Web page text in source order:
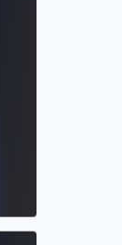
연구 플랫폼 가